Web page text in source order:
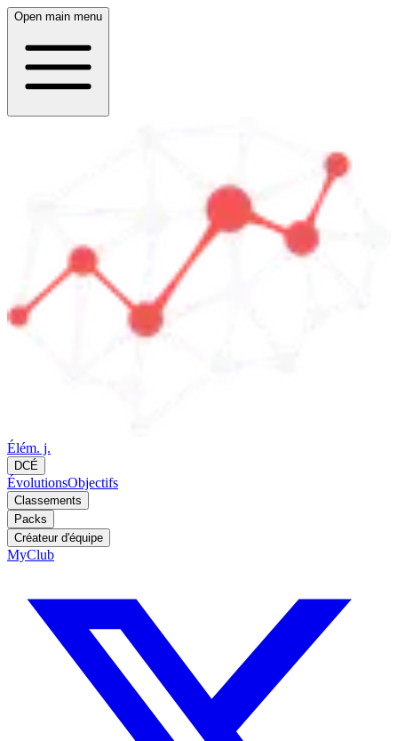
Open main menu
Élém. j.
DCÉ
ÉvolutionsObjectifs
Classements
Packs
Créateur d'équipe
MyClub